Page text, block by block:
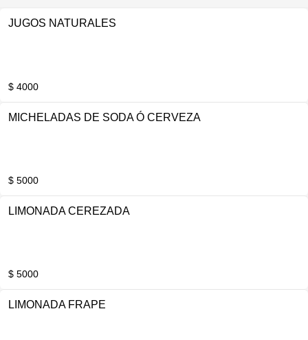
JUGOS NATURALES
$ 4000
MICHELADAS DE SODA Ó CERVEZA
$ 5000
LIMONADA CEREZADA
$ 5000
LIMONADA FRAPE